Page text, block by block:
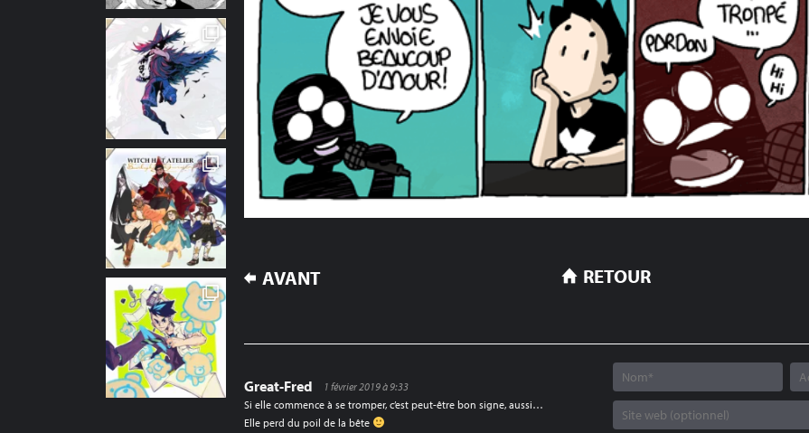
NAVIGATION
AVANT RETOUR
Great-Fred
1 février 2019 à 9:33
Si elle commence à se tromper, c’est peut-être bon signe, aussi…
Elle perd du poil de la bête